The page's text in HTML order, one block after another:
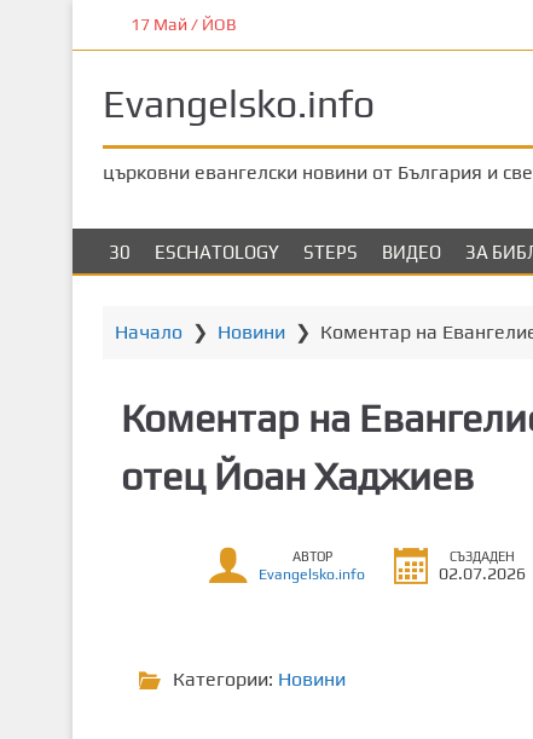
к
17 Май / ЙОВ
Evangelsko.info
църковни евангелски новини от България и
30 ESCHATOLOGY STEPS ВИДЕО ЗА
Начало ❯ Новини❯ Коментар на
Коментар на
отец Йоан Хаджиев
АВТОР
Evangelsko.info
СЪЗДАДЕН
02.07.2026
Категории: Новини